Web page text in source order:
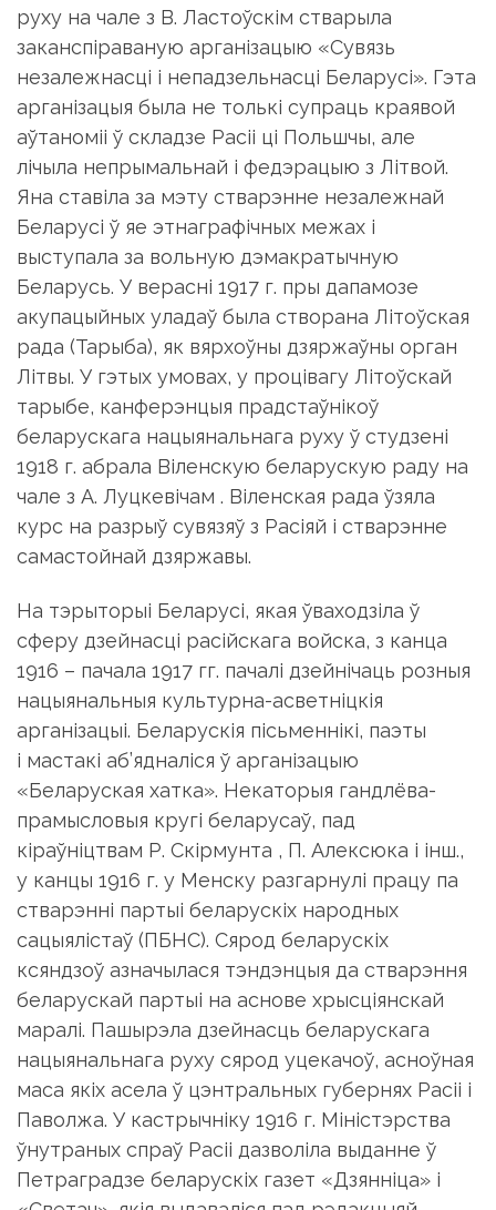
руху на чале з В. Ластоўскім стварыла
заканспіраваную арганізацыю «Сувязь
незалежнасці і непадзельнасці Беларусі». Гэта
арганізацыя была не толькі супраць краявой
аўтаноміі ў складзе Расіі ці Польшчы, але
лічыла непрымальнай і федэрацыю з Літвой.
Яна ставіла за мэту стварэнне незалежнай
Беларусі ў яе этнаграфічных межах і
выступала за вольную дэмакратычную
Беларусь. У верасні 1917 г. пры дапамозе
акупацыйных уладаў была створана Літоўская
рада (Тарыба), як вярхоўны дзяржаўны орган
Літвы. У гэтых умовах, у процівагу Літоўскай
тарыбе, канферэнцыя прадстаўнікоў
беларускага нацыянальнага руху ў студзені
1918 г. абрала Віленскую беларускую раду на
чале з А. Луцкевічам . Віленская рада ўзяла
курс на разрыў сувязяў з Расіяй і стварэнне
самастойнай дзяржавы.
На тэрыторыі Беларусі, якая ўваходзіла ў
сферу дзейнасці расійскага войска, з канца
1916 – пачала 1917 гг. пачалі дзейнічаць розныя
нацыянальныя культурна-асветніцкія
арганізацыі. Беларускія пісьменнікі, паэты
і мастакі аб’ядналіся ў арганізацыю
«Беларуская хатка». Некаторыя гандлёва-
прамысловыя кругі беларусаў, пад
кіраўніцтвам Р. Скірмунта , П. Алексюка і інш.,
у канцы 1916 г. у Менску разгарнулі працу па
стварэнні партыі беларускіх народных
сацыялістаў (ПБНС). Сярод беларускіх
ксяндзоў азначылася тэндэнцыя да стварэння
беларускай партыі на аснове хрысціянскай
маралі. Пашырэла дзейнасць беларускага
нацыянальнага руху сярод уцекачоў, асноўная
маса якіх асела ў цэнтральных губернях Расіі і
Паволжа. У кастрычніку 1916 г. Міністэрства
ўнутраных спраў Расіі дазволіла выданне ў
Петраградзе беларускіх газет «Дзянніца» і